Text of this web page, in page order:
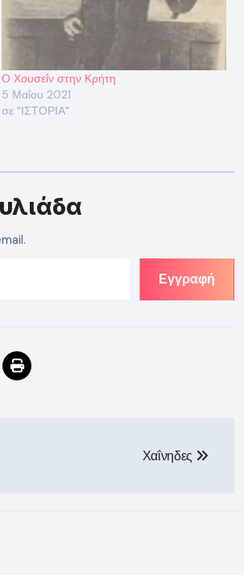
Ο Χουσεΐν στην Κρήτη
5 Μαΐου 2021
σε "ΙΣΤΟΡΙΑ"
Εγγραφή
Χαΐνηδες